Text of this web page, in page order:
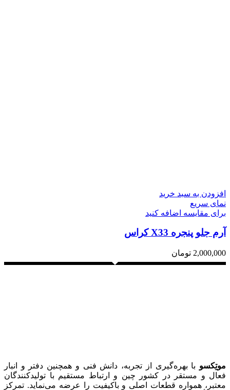
افزودن به سبد خرید
نمای سریع
برای مقایسه اضافه کنید
آرم جلو پنجره X33 کراس
2,000,000 تومان
موتِکسو با بهره‌گیری از تجربه، دانش فنی و همچنین دفتر و انبار
فعال و مستقر در کشور چین و ارتباط مستقیم با تولیدکنندگان
معتبر، همواره قطعات اصلی و باکیفیت را عرضه می‌نماید. تمرکز